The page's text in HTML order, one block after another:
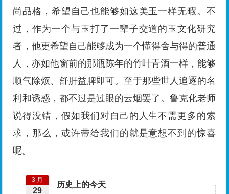
尚品格，希望自己也能够如这美玉一样无暇。不
过，作为一个与玉打了一辈子交道的玉文化研究
者，他更希望自己能够成为一个懂得舍与得的普通
人，亦如他窗前的那瓶陈年的竹叶青酒一样，能够
顺气除烦、舒肝益脾即可。至于那些世人追逐的名
利和诱惑，都不过是过眼的云烟罢了。鲁克化老师
说得没错，假如我们对自己的人生不需更多的索
求，那么，或许带给我们的就是意想不到的惊喜
呢。
历史上的今天
3 月
29